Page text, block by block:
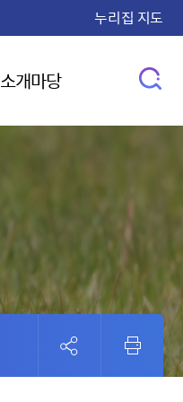
누리집 지도
소개마당